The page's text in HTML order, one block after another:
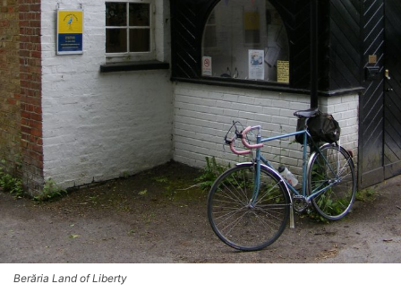
Berăria Land of Liberty